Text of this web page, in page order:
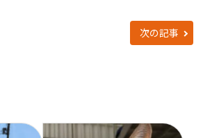
次の記事